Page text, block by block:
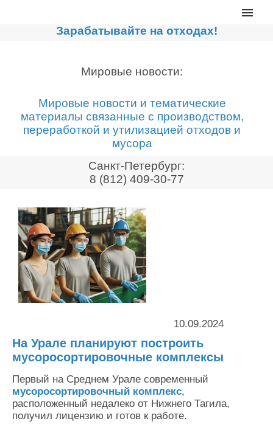
Главная
Сортировочные линии
Дробильное оборудование
Компакторы, контейнеры
Реализованные проекты
Видео
Новости компании
Мировые новости
О нас
Контакты
Оставить заявку
Зарабатывайте на отходах!
Мировые новости:
Мировые новости и тематические
материалы связанные с производством,
переработкой и утилизацией отходов и
мусора
Санкт-Петербург:
8 (812) 409-30-77
10.09.2024
На Урале планируют построить
мусоросортировочные комплексы
Первый на Среднем Урале современный
мусоросортировочный комплекс,
расположенный недалеко от Нижнего Тагила,
получил лицензию и готов к работе.